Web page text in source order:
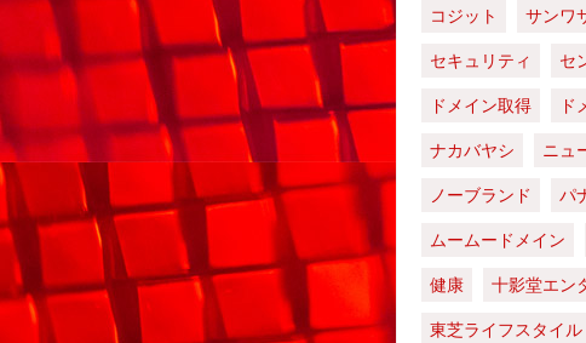
コジット
サンワ
セキュリティ
セ
ドメイン取得
ド
ナカバヤシ
ニュ
ノーブランド
パ
ムームードメイン
健康
十影堂エン
東芝ライフスタイル